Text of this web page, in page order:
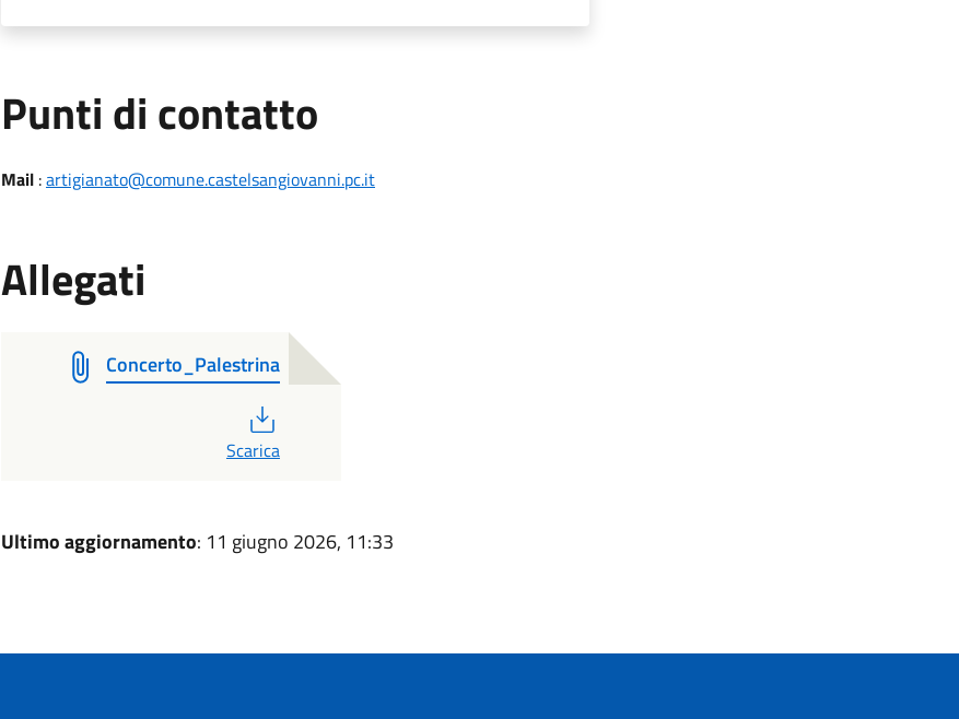
Punti di contatto
Mail:artigianato@comune.castelsangiovanni.pc.it
Allegati
Concerto_Palestrina
Scarica
Ultimo aggiornamento: 11 giugno 2026, 11:33